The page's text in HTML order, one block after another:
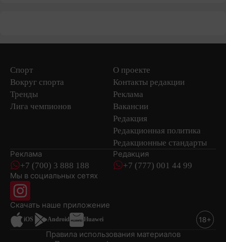
Спорт
Вокруг спорта
Тренды
Лига чемпионов
О проекте
Контакты редакции
Реклама
Вакансии
Редакция
Редакционная политика
Редакционные стандарты
Реклама
+7 (700) 3 888 188
Редакция
+7 (777) 001 44 99
Мы в социальных сетях
Скачать наше приложениеновостей
iOS Android Huawei
Правила использования материалов